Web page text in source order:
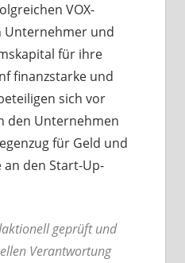
VOX-
Unternehmer und
für ihre
finanzstarke und
sich vor
den Unternehmen
für Geld und
den Start-Up-
geprüft und
Verantwortung